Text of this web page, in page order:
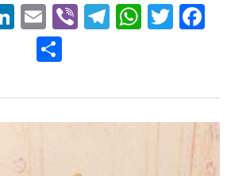
Facebook
Twitter